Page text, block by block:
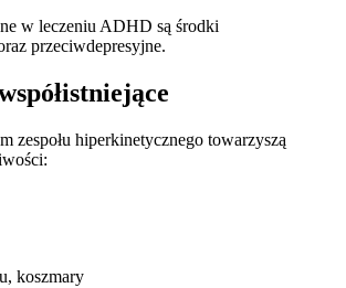
w leczeniu ADHD są środki
przeciwdepresyjne.
zespołu hiperkinetycznego towarzyszą
koszmary